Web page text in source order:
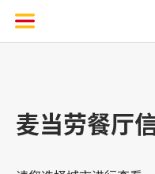
麦当劳餐厅